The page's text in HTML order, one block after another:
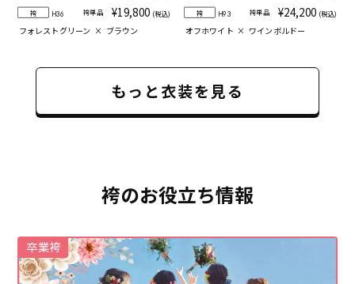
袴 H36 袴単品 ¥19,800 (税込)
フォレストグリーン × ブラウン
袴 H93 袴単品 ¥24,200 (税込)
オフホワイト × ワインボルドー
もっと衣装を見る
袴のお役立ち情報
卒業袴